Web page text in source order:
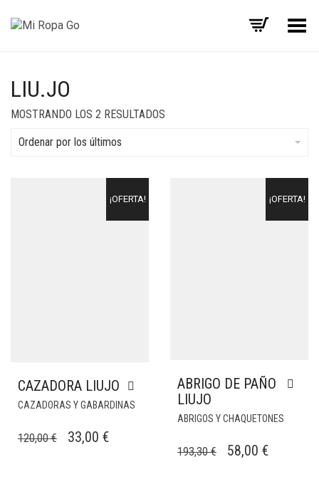
Menú
LIU.JO
MOSTRANDO LOS 2 RESULTADOS
Ordenar por los últimos
¡OFERTA!
CAZADORA LIUJO
CAZADORAS Y GABARDINAS
120,00€
EL
33,00 €EL
¡OFERTA!
ABRIGO DE PAÑO
LIUJO
ABRIGOS Y CHAQUETONES
193,30€
EL
58,00 €EL